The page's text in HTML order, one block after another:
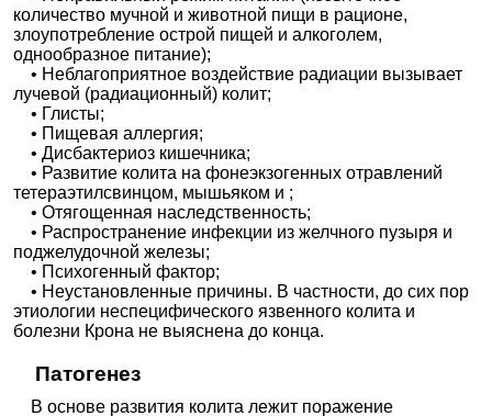
количество мучной и животной пищи в рационе,
злоупотребление острой пищей и алкоголем,
однообразное питание);
• Неблагоприятное воздействие радиации вызывает
лучевой (радиационный) колит;
• Глисты;
• Пищевая аллергия;
• Дисбактериоз кишечника;
• Развитие колита на фонеэкзогенных отравлений
тетераэтилсвинцом, мышьяком и ;
• Отягощенная наследственность;
• Распространение инфекции из желчного пузыря и
поджелудочной железы;
• Психогенный фактор;
• Неустановленные причины. В частности, до сих пор
этиологии неспецифического язвенного колита и
болезни Крона не выяснена до конца.
Патогенез
В основе развития колита лежит поражение